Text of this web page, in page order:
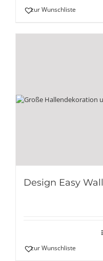
zur Wunschliste
Design Easy Wall
zur Wunschliste